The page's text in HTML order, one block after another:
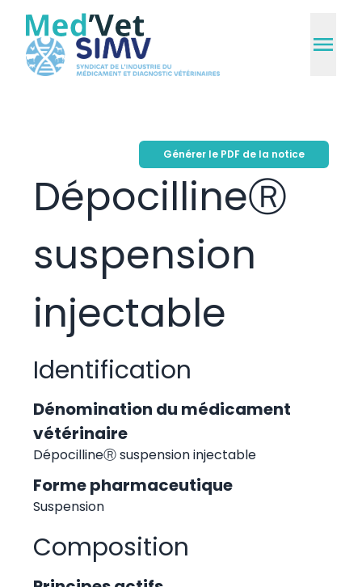
Générer le PDF de la notice
DépocillineⓇ
suspension
injectable
Identification
Dénomination du médicament
vétérinaire
DépocillineⓇ suspension injectable
Forme pharmaceutique
Suspension
Composition